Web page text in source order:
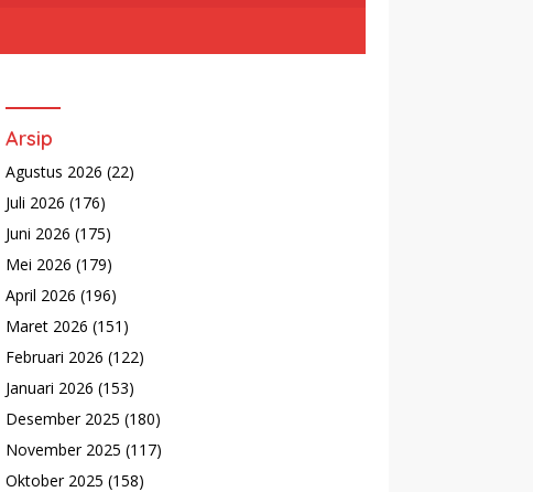
Arsip
Agustus 2026 (22)
Juli 2026 (176)
Juni 2026 (175)
Mei 2026 (179)
April 2026 (196)
Maret 2026 (151)
Februari 2026 (122)
Januari 2026 (153)
Desember 2025 (180)
November 2025 (117)
Oktober 2025 (158)